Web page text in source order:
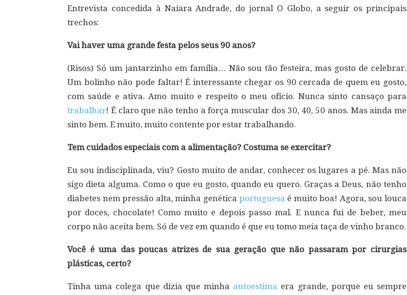
Entrevista concedida à Naiara Andrade, do jornal O Globo, a seguir os principais
trechos:
Vai haver uma grande festa pelos seus 90 anos?
(Risos) Só um jantarzinho em família… Não sou tão festeira, mas gosto de celebrar.
Um bolinho não pode faltar! É interessante chegar os 90 cercada de quem eu gosto,
com saúde e ativa. Amo muito e respeito o meu ofício. Nunca sinto cansaço para
trabalhar! É claro que não tenho a força muscular dos 30, 40, 50 anos. Mas ainda me
sinto bem. E muito, muito contente por estar trabalhando.
Tem cuidados especiais com a alimentação? Costuma se exercitar?
Eu sou indisciplinada, viu? Gosto muito de andar, conhecer os lugares a pé. Mas não
sigo dieta alguma. Como o que eu gosto, quando eu quero. Graças a Deus, não tenho
diabetes nem pressão alta, minha genética portuguesa é muito boa! Agora, sou louca
por doces, chocolate! Como muito e depois passo mal. E nunca fui de beber, meu
corpo não aceita bem. Só de vez em quando é que eu tomo meia taça de vinho branco.
Você é uma das poucas atrizes de sua geração que não passaram por cirurgias
plásticas, certo?
Tinha uma colega que dizia que minha autoestima era grande, porque eu sempre